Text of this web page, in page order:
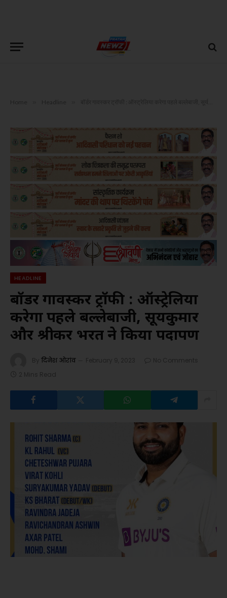
Home Headline
HEADLINE
बॉर्डर गावस्कर ट्रॉफी : ऑस्ट्रेलिया
करेगा पहले बल्लेबाजी, सूर्यकुमार
और श्रीकर भरत ने किया पदार्पण
By दिनेश ओरांव February 9, 2023
No Comments
2 Mins Read